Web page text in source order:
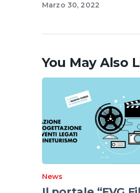
Marzo 30, 2022
You May Also
News